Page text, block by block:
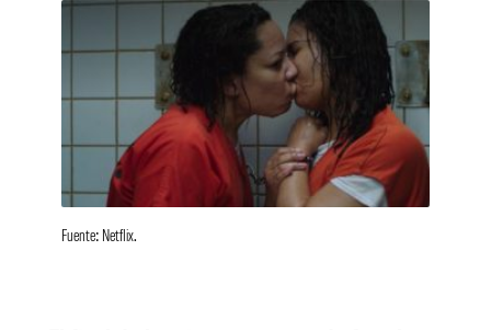
Fuente: Netflix.